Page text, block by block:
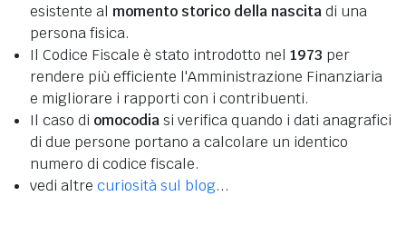
esistente al momento storico della nascitadi una
persona fisica.
Il Codice Fiscale è stato introdotto nel 1973 per
rendere più efficiente l'Amministrazione Finanziaria
e migliorare i rapporti con i contribuenti.
Il caso di omocodiasi verifica quando i dati anagrafici
di due persone portano a calcolare un identico
numero di codice fiscale.
vedi altre curiosità sul blog...